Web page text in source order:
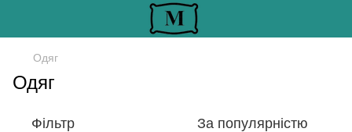
Одяг
Одяг
Фільтр За популярністю